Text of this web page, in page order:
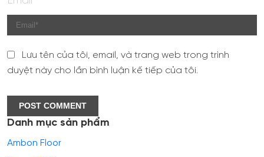
Lưu tên của tôi, email, và trang web trong trình
duyệt này cho lần bình luận kế tiếp của tôi.
Danh mục sản phẩm
Ambon Floor